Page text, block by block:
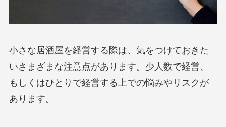
小さな居酒屋を経営する際は、気をつけておきた
いさまざまな注意点があります。少人数で経営、
もしくはひとりで経営する上での悩みやリスクが
あります。